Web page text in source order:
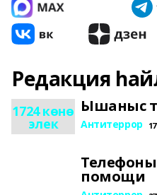
Редакция
1724 көнө
элек
Ышаныс
Антитеррор
Телефоны
помощи